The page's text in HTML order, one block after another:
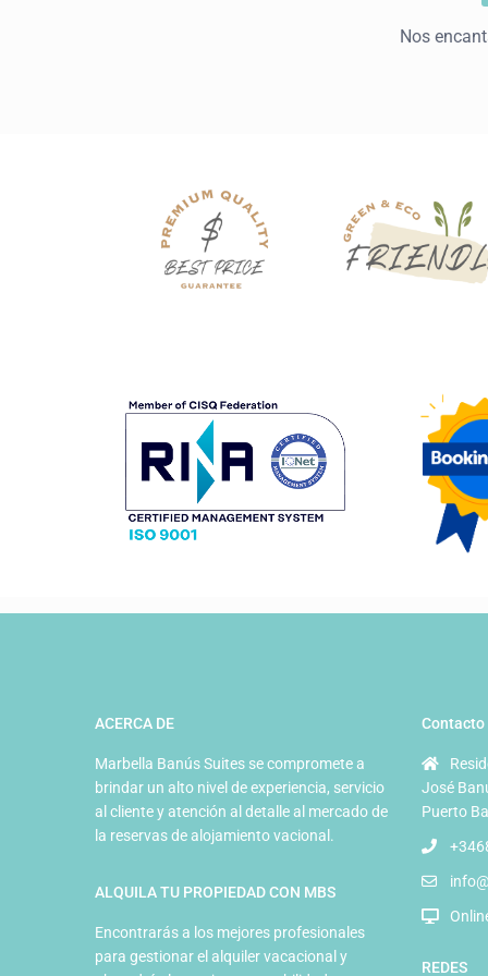
Nos
ACERCA DE
Marbella Banús Suites se compromete a
brindar un alto nivel de experiencia, servicio
al cliente y atención al detalle al mercado de
la reservas de alojamiento vacional.
ALQUILA TU PROPIEDAD CON MBS
Encontrarás a los mejores profesionales
para gestionar el alquiler vacacional y
Contacto
José
Puerto
REDES